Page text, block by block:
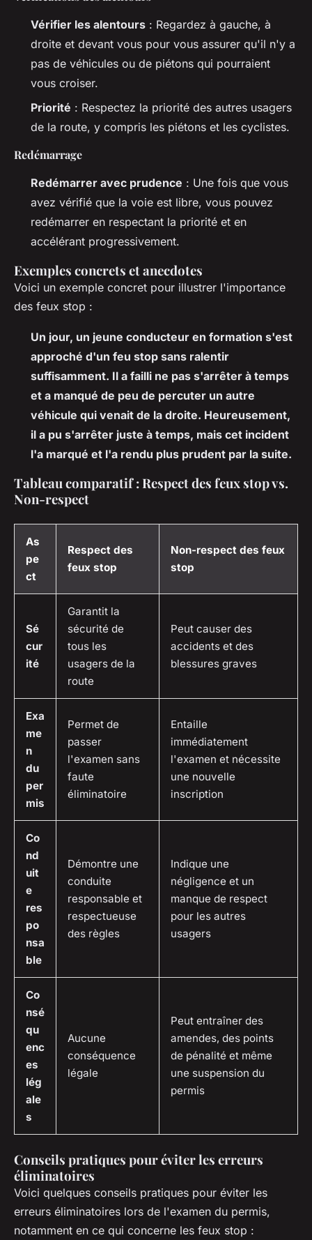
Vérifier les alentours : Regardez à gauche, à
droite et devant vous pour vous assurer qu'il n'y a
pas de véhicules ou de piétons qui pourraient
vous croiser.
Priorité : Respectez la priorité des autres usagers
de la route, y compris les piétons et les cyclistes.
Redémarrage
Redémarrer avec prudence : Une fois que vous
avez vérifié que la voie est libre, vous pouvez
redémarrer en respectant la priorité et en
accélérant progressivement.
Exemples concrets et anecdotes
Voici un exemple concret pour illustrer l'importance
des feux stop :
Un jour, un jeune conducteur en formation s'est
approché d'un feu stop sans ralentir
suffisamment. Il a failli ne pas s'arrêter à temps
et a manqué de peu de percuter un autre
véhicule qui venait de la droite. Heureusement,
il a pu s'arrêter juste à temps, mais cet incident
l'a marqué et l'a rendu plus prudent par la suite.
Tableau comparatif : Respect des feux stop vs.
Non-respect
As
pe
ct
Respect des
feux stop
Non-respect des feux
stop
Sé
cur
ité
Garantit la
sécurité de
tous les
usagers de la
route
Peut causer des
accidents et des
blessures graves
Exa
me
n
du
per
mis
Permet de
passer
l'examen sans
faute
éliminatoire
Entaille
immédiatement
l'examen et nécessite
une nouvelle
inscription
Co
nd
uit
e
res
po
nsa
ble
Démontre une
conduite
responsable et
respectueuse
des règles
Indique une
négligence et un
manque de respect
pour les autres
usagers
Co
nsé
qu
enc
es
lég
ale
s
Aucune
conséquence
légale
Peut entraîner des
amendes, des points
de pénalité et même
une suspension du
permis
Conseils pratiques pour éviter les erreurs
éliminatoires
Voici quelques conseils pratiques pour éviter les
erreurs éliminatoires lors de l'examen du permis,
notamment en ce qui concerne les feux stop :